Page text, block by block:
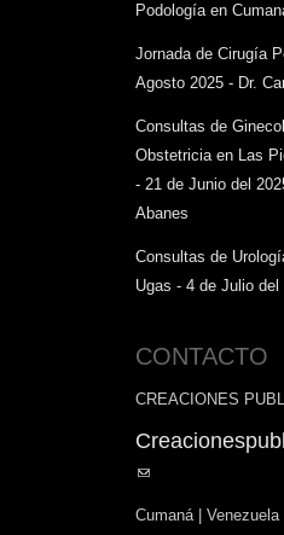
Podología en
Jornada de Cirugía
Agosto 2025 - Dr.
Consultas de
Obstetricia en Las
- 21 de Junio del
Abanes
Consultas de
Ugas - 4 de Julio del
CONTACTO
CREACIONES
(link
Cumaná | Venezuela